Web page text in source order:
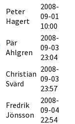
Peter
Hagert
2008-
09-01
10:00
Pär
Ahlgren
2008-
09-03
23:04
Christian
Svärd
2008-
09-03
23:57
Fredrik
Jönsson
2008-
09-04
22:54